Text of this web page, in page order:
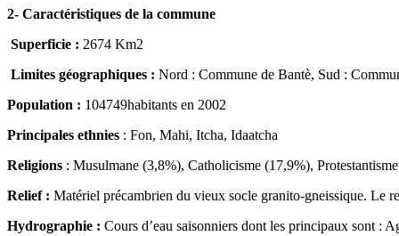
2- Caractéristiques de la commune
Superficie : 2674 Km2
Limites géographiques : Nord : Commune de Bantè, Sud :
Population : 104749habitants en 2002
Principales ethnies : Fon, Mahi, Itcha, Idaatcha
Religions : Musulmane (3,8%), Catholicisme (17,9%),
Relief : Matériel précambrien du vieux socle granito-gneissique. Le
Hydrographie : Cours d’eau saisonniers dont les principaux sont :